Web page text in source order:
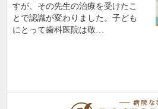
すが、その先生の治療を受けたこ
とで認識が変わりました。子ども
にとって歯科医院は敬…